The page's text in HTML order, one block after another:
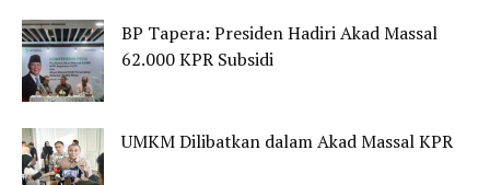
BP Tapera: Presiden Hadiri Akad Massal
62.000 KPR Subsidi
UMKM Dilibatkan dalam Akad Massal KPR